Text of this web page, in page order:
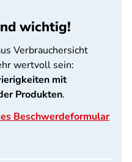
wichtig!
Verbrauchersicht
wertvoll sein:
mit
Produkten.
Beschwerdeformular